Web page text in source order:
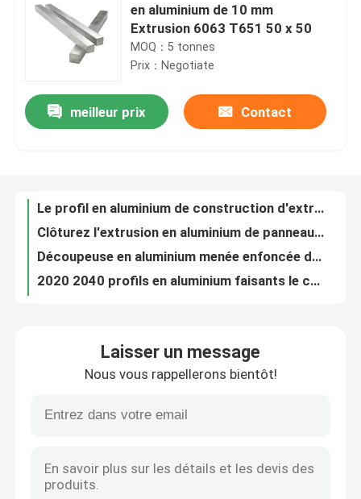
Aperçu
Vidéos
Visite d'usine
Contrôle de la qualité
Bobine en aluminium laminée à froid
en aluminium de 10 mm
Extrusion 6063 T651 50 x 50
MOQ：5 tonnes
Prix：Negotiate
meilleur prix Contact
L'extrusion en aluminium architecturale profile le petit pain standard européen 1515 Bendable de lettre de la Manche
Les extrusions en aluminium de profil de voie de porte coulissante s'allument mené pour le buffet
Les profils en aluminium de cloison sèche ont mené la machine d'extrusion de la Manche pour des pergolas 40x40mm 40x60 40x80
3030 2020 4040 2040 planchers en aluminium de garde-robe de cadre d'extrusion de profil de T-fente 90 degrés
Laisser un message
Nous vous rappellerons bientôt!